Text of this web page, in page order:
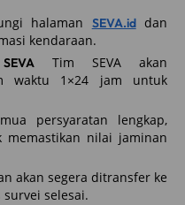
halaman SEVA.iddan
kendaraan.
Tim SEVA akan
waktu 1×24 jam untuk
persyaratan lengkap,
memastikan nilai jaminan
akan segera ditransfer ke
selesai.